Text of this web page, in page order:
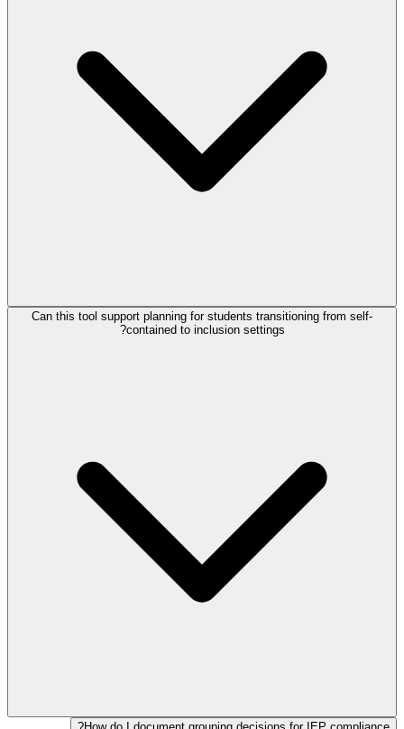
Can this tool support planning for students transitioning from self-
contained to inclusion settings?